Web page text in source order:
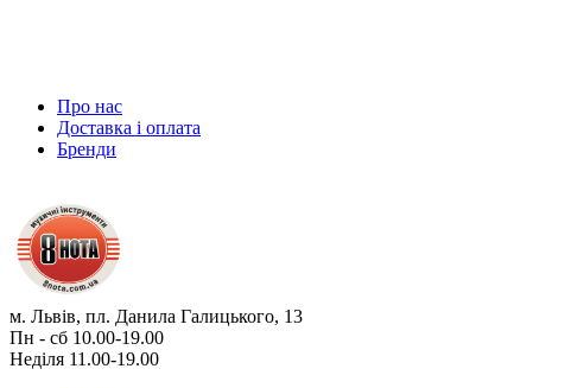
Про нас
Доставка і оплата
Бренди
м. Львів, пл. Данила Галицького, 13
Пн - сб 10.00-19.00
Неділя 11.00-19.00